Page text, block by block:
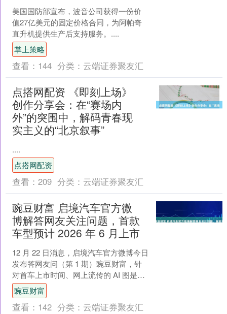
美国国防部宣布，波音公司获得一份价
值27亿美元的固定价格合同，为阿帕奇
直升机提供生产后支持服务。....
掌上策略
查看： 144 分类： 云端证券聚友汇
点搭网配资 《即刻上场》
创作分享会：在“赛场内
外”的突围中，解码青春现
实主义的“北京叙事”
....
点搭网配资
查看： 209 分类： 云端证券聚友汇
豌豆财富 启境汽车官方微
博解答网友关注问题，首款
车型预计 2026 年 6 月上市
12 月 22 日消息，启境汽车官方微博今日
发布答网友问（第 1 期）豌豆财富，针
对首车上市时间、网上流传的 AI 图是否
为真车图、品牌有无自己的车标、是否
支持....
豌豆财富
查看： 142 分类： 云端证券聚友汇